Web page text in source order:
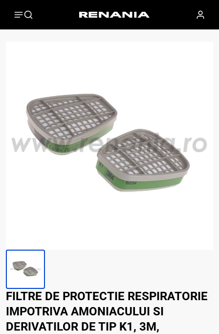
FILTRE DE PROTECTIE RESPIRATORIE
IMPOTRIVA AMONIACULUI SI
DERIVATILOR DE TIP K1, 3M,